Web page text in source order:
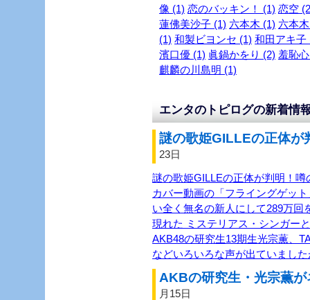
像 (1) 恋のバッキン！ (1) 恋空
蓮佛美沙子 (1) 六本木 (1) 六本
(1) 和製ビヨンセ (1) 和田アキ子
濱口優 (1) 眞鍋かをり (2) 羞恥
麒麟の川島明 (1)
エンタのトピログの新着情
謎の歌姫GILLEの正体
23日
謎の歌姫GILLEの正体が判明！
カバー動画の「フライングゲッ
い全く無名の新人にして289万回
現れた ミステリアス・シンガー
AKB48の研究生13期生光宗薫、
などいろいろな声が出ていまし
AKBの研究生・光宗薫
月15日